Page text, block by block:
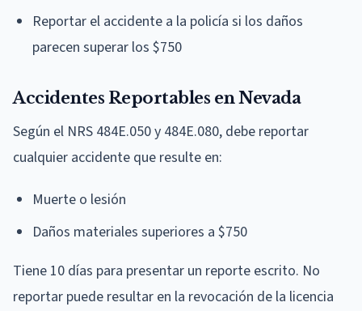
Reportar el accidente a la policía si los daños
parecen superar los $750
Accidentes Reportables en Nevada
Según el NRS 484E.050 y 484E.080, debe reportar
cualquier accidente que resulte en:
Muerte o lesión
Daños materiales superiores a $750
Tiene 10 días para presentar un reporte escrito. No
reportar puede resultar en la revocación de la licencia